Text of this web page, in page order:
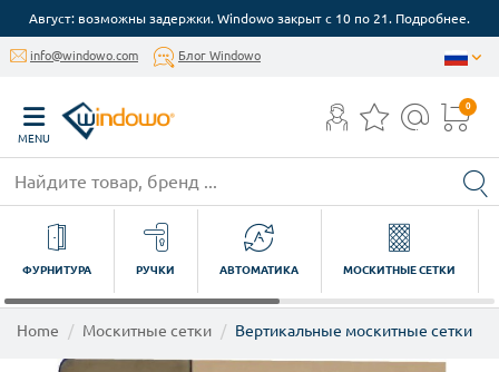
Август: возможны задержки. Windowo закрыт с 10 по 21. Подробнее.
info@windowo.com Блог Windowo
MENU
0
ФУРНИТУРА РУЧКИ АВТОМАТИКА МОСКИТНЫЕ СЕТКИ
Home Москитные сетки Вертикальные москитные сетки